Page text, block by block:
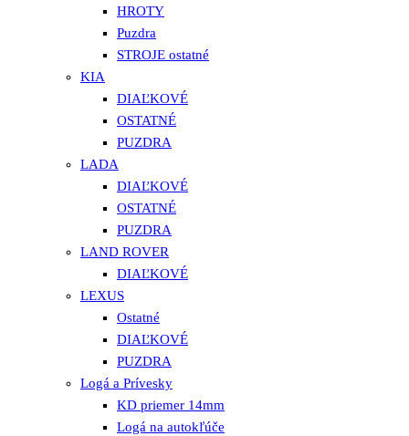
HROTY
Puzdra
STROJE ostatné
KIA
DIAĽKOVÉ
OSTATNÉ
PUZDRA
LADA
DIAĽKOVÉ
OSTATNÉ
PUZDRA
LAND ROVER
DIAĽKOVÉ
LEXUS
Ostatné
DIAĽKOVÉ
PUZDRA
Logá a Prívesky
KD priemer 14mm
Logá na autokľúče